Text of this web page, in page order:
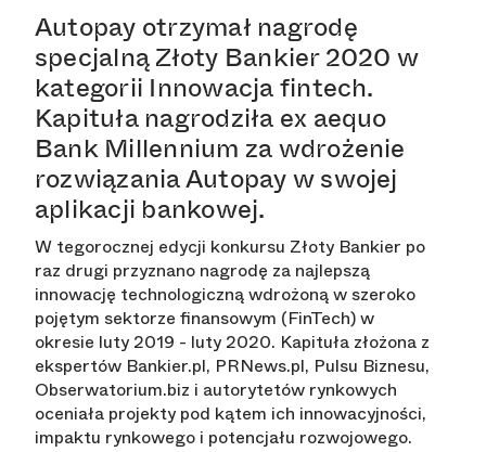
Autopay otrzymał nagrodę
specjalną Złoty Bankier 2020 w
kategorii Innowacja fintech.
Kapituła nagrodziła ex aequo
Bank Millennium za wdrożenie
rozwiązania Autopay w swojej
aplikacji bankowej.
W tegorocznej edycji konkursu Złoty Bankier po
raz drugi przyznano nagrodę za najlepszą
innowację technologiczną wdrożoną w szeroko
pojętym sektorze finansowym (FinTech) w
okresie luty 2019 - luty 2020. Kapituła złożona z
ekspertów Bankier.pl, PRNews.pl, Pulsu Biznesu,
Obserwatorium.biz i autorytetów rynkowych
oceniała projekty pod kątem ich innowacyjności,
impaktu rynkowego i potencjału rozwojowego.